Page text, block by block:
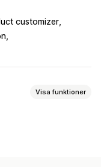
customizer
Visa funktioner